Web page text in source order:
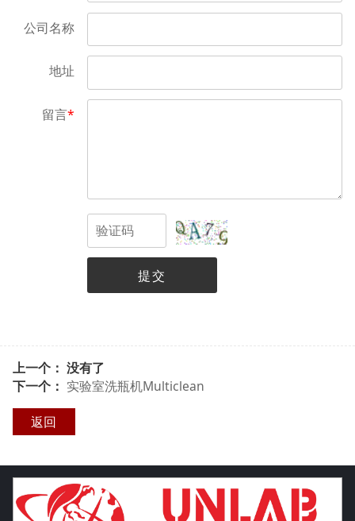
公司名称
地址
留言*
提交
上一个： 没有了
下一个： 实验室洗瓶机Multiclean
返回